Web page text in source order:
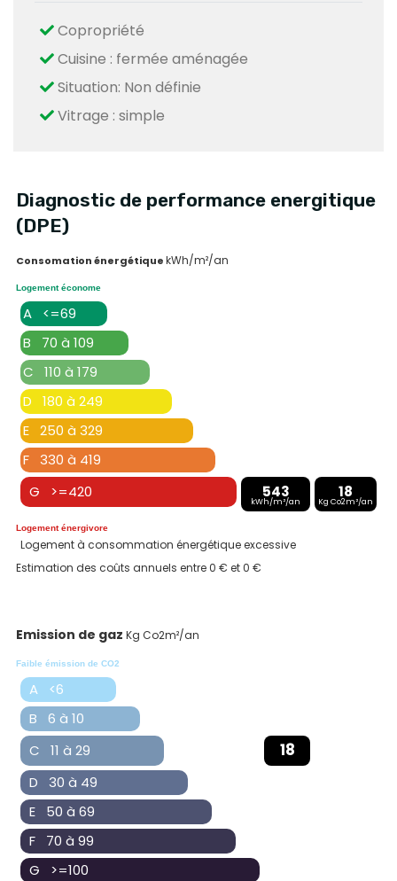
Copropriété
Cuisine : fermée aménagée
Situation: Non définie
Vitrage : simple
Diagnostic de performance energitique
(DPE)
Consomation énergétiquekWh/m²/an
Logement économe
A <=69
B 70 à 109
C 110 à 179
D 180 à 249
E 250 à 329
F 330 à 419
G >=420
543
kWh/m²/an
18
Kg Co2m²/an
Logement énergivore
Logement à consommation énergétique excessive
Estimation des coûts annuels entre 0 € et 0 €
Emission de gaz Kg Co2m²/an
Faible émission de CO2
A <6
B 6 à 10
C 11 à 29
18
D 30 à 49
E 50 à 69
F 70 à 99
G >=100